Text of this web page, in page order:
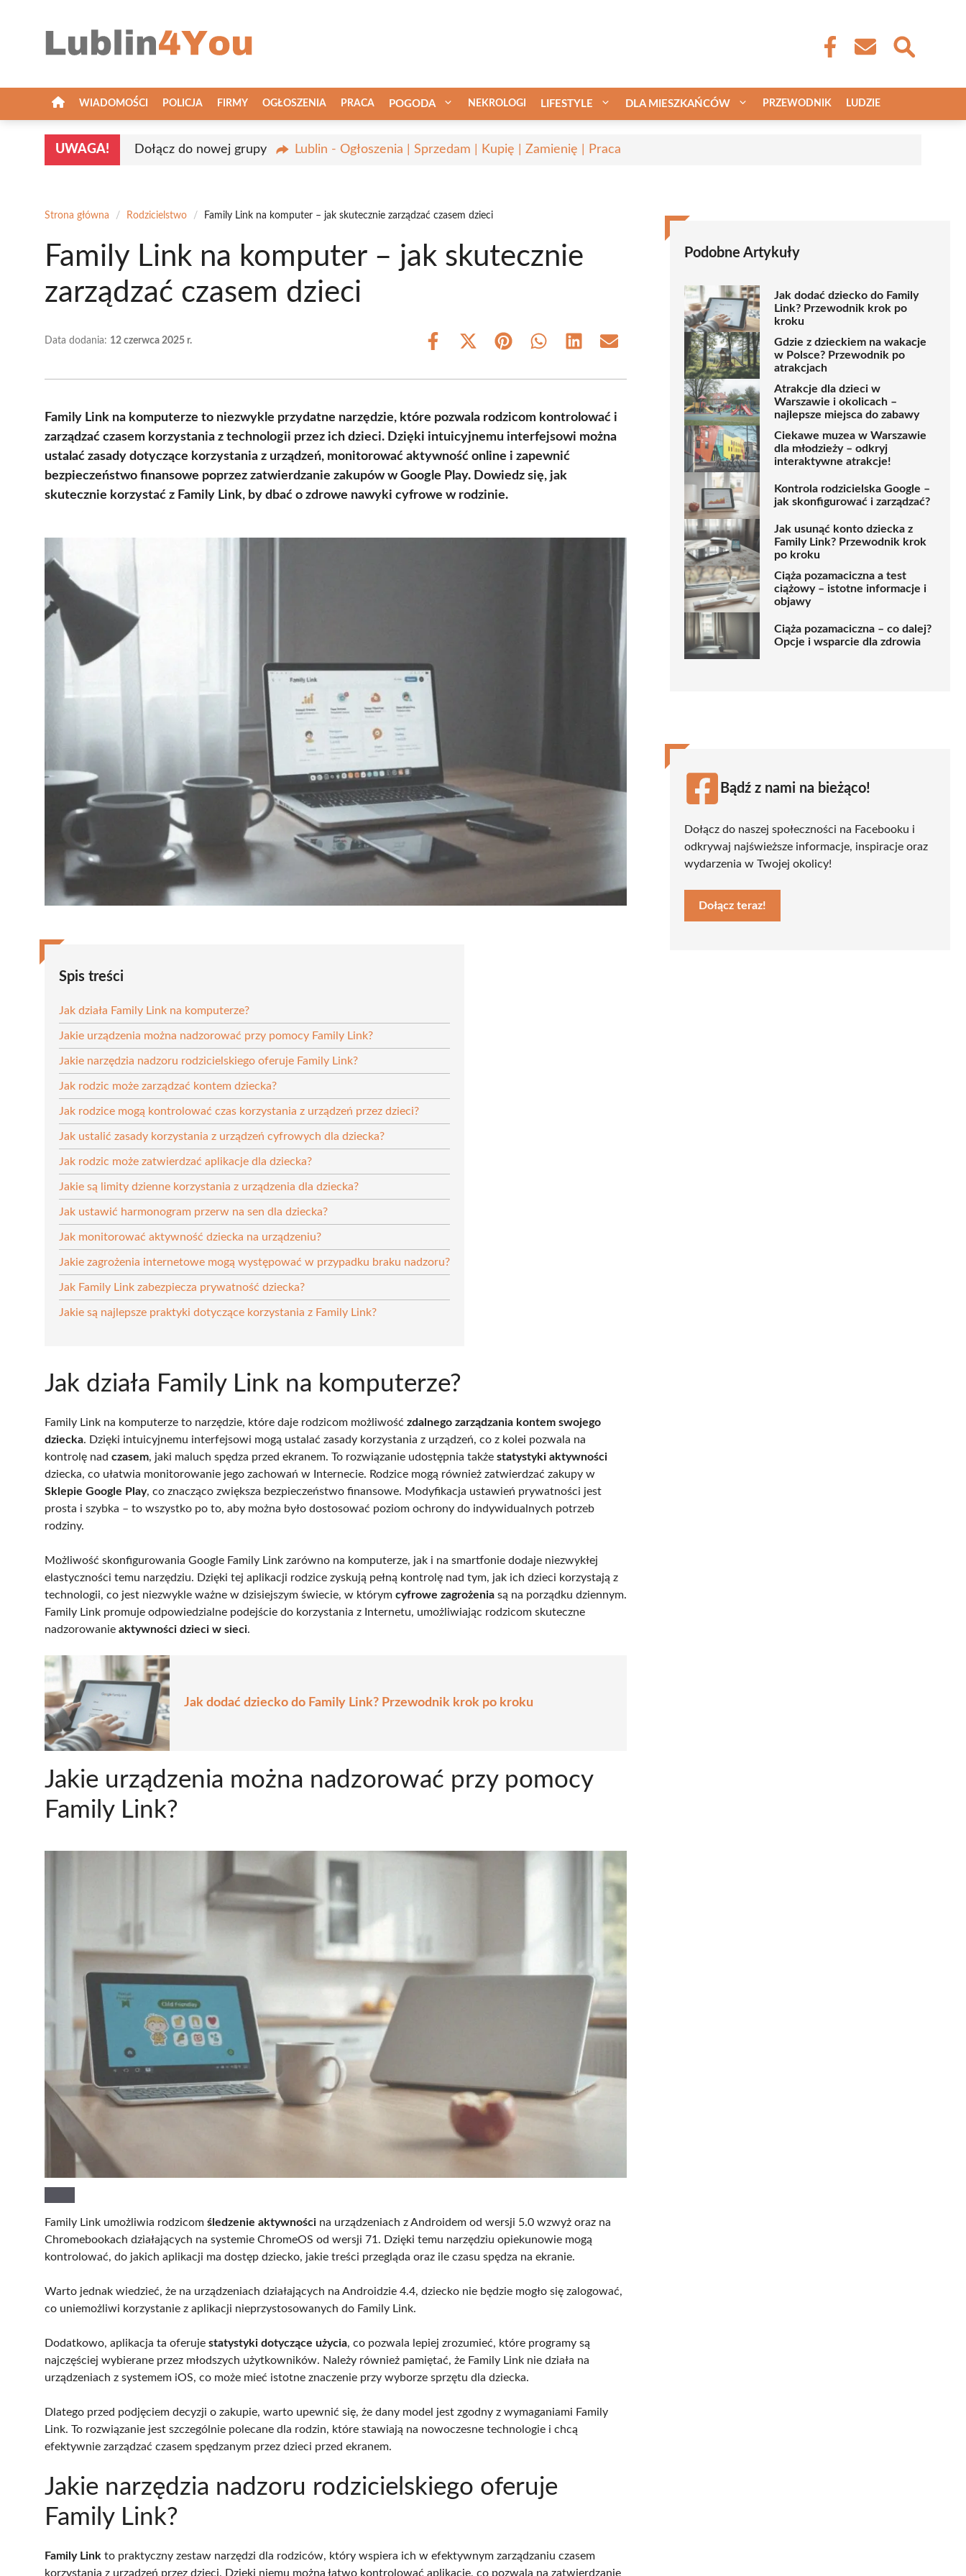
WIADOMOŚCI POLICJA FIRMY OGŁOSZENIA PRACA POGODA NEKROLOGI LIFESTYLE DLA MIESZKAŃCÓW PRZEWODNIK LUDZIE
UWAGA! Dołącz do nowej grupy Lublin - Ogłoszenia | Sprzedam | Kupię | Zamienię | Praca
Strona główna / Rodzicielstwo / Family Link na komputer – jak skutecznie zarządzać czasem dzieci
Family Link na komputer – jak skutecznie
zarządzać czasem dzieci
Data dodania: 12 czerwca 2025 r.
Share
Share
(Twitter)
Share Share Share Share
Family Link na komputerze to niezwykle przydatne narzędzie, które pozwala rodzicom kontrolować i
zarządzać czasem korzystania z technologii przez ich dzieci. Dzięki intuicyjnemu interfejsowi można
ustalać zasady dotyczące korzystania z urządzeń, monitorować aktywność online i zapewnić
bezpieczeństwo finansowe poprzez zatwierdzanie zakupów w Google Play. Dowiedz się, jak
skutecznie korzystać z Family Link, by dbać o zdrowe nawyki cyfrowe w rodzinie.
Spis treści
Jak działa Family Link na komputerze?
Jakie urządzenia można nadzorować przy pomocy Family Link?
Jakie narzędzia nadzoru rodzicielskiego oferuje Family Link?
Jak rodzic może zarządzać kontem dziecka?
Jak rodzice mogą kontrolować czas korzystania z urządzeń przez dzieci?
Jak ustalić zasady korzystania z urządzeń cyfrowych dla dziecka?
Jak rodzic może zatwierdzać aplikacje dla dziecka?
Jakie są limity dzienne korzystania z urządzenia dla dziecka?
Jak ustawić harmonogram przerw na sen dla dziecka?
Jak monitorować aktywność dziecka na urządzeniu?
Jakie zagrożenia internetowe mogą występować w przypadku braku nadzoru?
Jak Family Link zabezpiecza prywatność dziecka?
Jakie są najlepsze praktyki dotyczące korzystania z Family Link?
Jak działa Family Link na komputerze?
Family Link na komputerze to narzędzie, które daje rodzicom możliwość zdalnego zarządzania kontem swojego
dziecka. Dzięki intuicyjnemu interfejsowi mogą ustalać zasady korzystania z urządzeń, co z kolei pozwala na
kontrolę nad czasem, jaki maluch spędza przed ekranem. To rozwiązanie udostępnia także statystyki aktywności
dziecka, co ułatwia monitorowanie jego zachowań w Internecie. Rodzice mogą również zatwierdzać zakupy w
Sklepie Google Play, co znacząco zwiększa bezpieczeństwo finansowe. Modyfikacja ustawień prywatności jest
prosta i szybka – to wszystko po to, aby można było dostosować poziom ochrony do indywidualnych potrzeb
rodziny.
Możliwość skonfigurowania Google Family Link zarówno na komputerze, jak i na smartfonie dodaje niezwykłej
elastyczności temu narzędziu. Dzięki tej aplikacji rodzice zyskują pełną kontrolę nad tym, jak ich dzieci korzystają z
technologii, co jest niezwykle ważne w dzisiejszym świecie, w którym cyfrowe zagrożenia są na porządku dziennym.
Family Link promuje odpowiedzialne podejście do korzystania z Internetu, umożliwiając rodzicom skuteczne
nadzorowanie aktywności dzieci w sieci.
Jak dodać dziecko do Family Link? Przewodnik krok po kroku
Jakie urządzenia można nadzorować przy pomocy
Family Link?
Family Link umożliwia rodzicom śledzenie aktywności na urządzeniach z Androidem od wersji 5.0 wzwyż oraz na
Chromebookach działających na systemie ChromeOS od wersji 71. Dzięki temu narzędziu opiekunowie mogą
kontrolować, do jakich aplikacji ma dostęp dziecko, jakie treści przegląda oraz ile czasu spędza na ekranie.
Warto jednak wiedzieć, że na urządzeniach działających na Androidzie 4.4, dziecko nie będzie mogło się zalogować,
co uniemożliwi korzystanie z aplikacji nieprzystosowanych do Family Link.
Dodatkowo, aplikacja ta oferuje statystyki dotyczące użycia, co pozwala lepiej zrozumieć, które programy są
najczęściej wybierane przez młodszych użytkowników. Należy również pamiętać, że Family Link nie działa na
urządzeniach z systemem iOS, co może mieć istotne znaczenie przy wyborze sprzętu dla dziecka.
Dlatego przed podjęciem decyzji o zakupie, warto upewnić się, że dany model jest zgodny z wymaganiami Family
Link. To rozwiązanie jest szczególnie polecane dla rodzin, które stawiają na nowoczesne technologie i chcą
efektywnie zarządzać czasem spędzanym przez dzieci przed ekranem.
Jakie narzędzia nadzoru rodzicielskiego oferuje
Family Link?
Family Link to praktyczny zestaw narzędzi dla rodziców, który wspiera ich w efektywnym zarządzaniu czasem
korzystania z urządzeń przez dzieci. Dzięki niemu można łatwo kontrolować aplikacje, co pozwala na zatwierdzanie
Podobne Artykuły
Jak dodać dziecko do Family
Link? Przewodnik krok po
kroku
Gdzie z dzieckiem na wakacje
w Polsce? Przewodnik po
atrakcjach
Atrakcje dla dzieci w
Warszawie i okolicach –
najlepsze miejsca do zabawy
Ciekawe muzea w Warszawie
dla młodzieży – odkryj
interaktywne atrakcje!
Kontrola rodzicielska Google –
jak skonfigurować i zarządzać?
Jak usunąć konto dziecka z
Family Link? Przewodnik krok
po kroku
Ciąża pozamaciczna a test
ciążowy – istotne informacje i
objawy
Ciąża pozamaciczna – co dalej?
Opcje i wsparcie dla zdrowia
Bądź z nami na bieżąco!
Dołącz do naszej społeczności na Facebooku i
odkrywaj najświeższe informacje, inspiracje oraz
wydarzenia w Twojej okolicy!
Dołącz teraz!